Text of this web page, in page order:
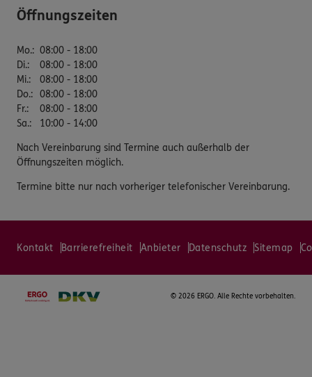
Öffnungszeiten
Mo.: 08:00 - 18:00
Di.:
08:00 - 18:00
Mi.:
08:00 - 18:00
Do.: 08:00 - 18:00
Fr.:
08:00 - 18:00
Sa.: 10:00 - 14:00
Nach Vereinbarung sind Termine auch außerhalb der
Öffnungszeiten möglich.
Termine bitte nur nach vorheriger telefonischer Vereinbarung.
Kontakt Barrierefreiheit Anbieter Datenschutz Sitemap
© 2026 ERGO. Alle Rechte vorbehalten.